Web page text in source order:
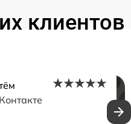
клиентов